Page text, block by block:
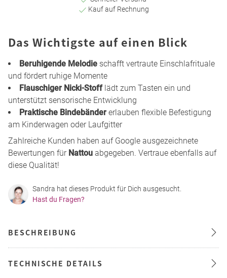
Kauf auf Rechnung
Das Wichtigste auf einen Blick
Beruhigende Melodie schafft vertraute Einschlafrituale
und fördert ruhige Momente
Flauschiger Nicki-Stofflädt zum Tasten ein und
unterstützt sensorische Entwicklung
Praktische Bindebänder erlauben flexible Befestigung
am Kinderwagen oder Laufgitter
Zahlreiche Kunden haben auf Google ausgezeichnete
Bewertungen für Nattou abgegeben. Vertraue ebenfalls auf
diese Qualität!
Sandra hat dieses Produkt für Dich ausgesucht.
Hast du Fragen?
BESCHREIBUNG
TECHNISCHE DETAILS